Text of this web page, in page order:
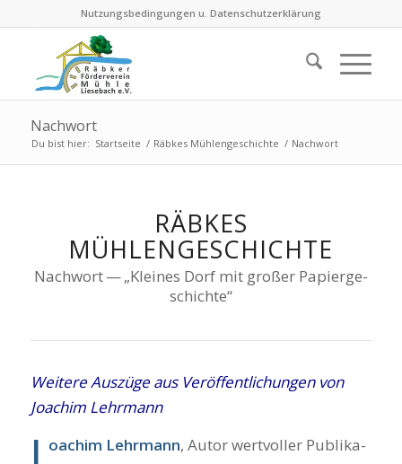
Nutzungsbedingungen u. Datenschutzerklärung
Nachwort
Du bist hier: Startseite / Räbkes Mühlengeschichte / Nachwort
RÄBKES
MÜHLENGESCHICHTE
Nach­wort — „Klei­nes Dorf mit gro­ßer Papier­ge­
schich­te“
Wei­te­re Aus­zü­ge aus Ver­öf­fent­li­chun­gen von
Joa­chim Lehr­mann
J oachim Lehr­mann, Autor wert­vol­ler Publi­ka­